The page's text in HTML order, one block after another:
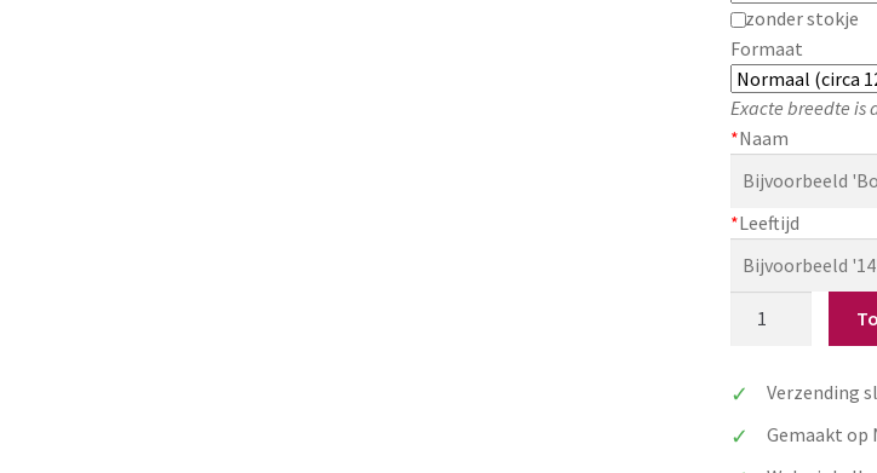
zonder stokje
Formaat
Exacte breedte is
*Naam
*Leeftijd
naam
&
Verzending
Gemaakt op